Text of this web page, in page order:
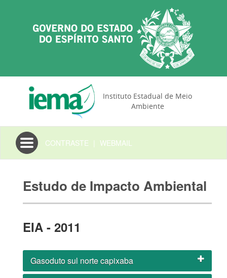
Instituto Estadual de Meio
Ambiente
Toggle
navigation
CONTRASTE | WEBMAIL
Estudo de Impacto Ambiental
EIA - 2011
Gasoduto sul norte capixaba